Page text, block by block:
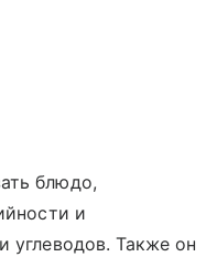
блюдо,
и
углеводов. Также он